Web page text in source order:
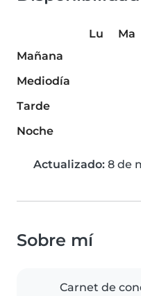
Lu Ma
Mañana
Mediodía
Tarde
Noche
Actualizado: 8 de
Sobre mí
Carnet de